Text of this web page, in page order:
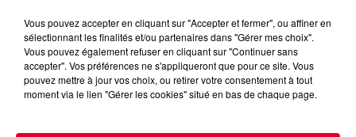
Vous pouvez accepter en cliquant sur "Accepter et fermer", ou affiner en
sélectionnant les finalités et/ou partenaires dans "Gérer mes choix".
Vous pouvez également refuser en cliquant sur "Continuer sans
accepter". Vos préférences ne s'appliqueront que pour ce site. Vous
pouvez mettre à jour vos choix, ou retirer votre consentement à tout
moment via le lien "Gérer les cookies" situé en bas de chaque page.